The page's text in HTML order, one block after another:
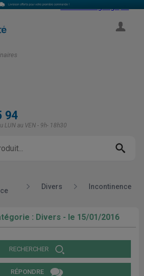
Select Language
94
LUN au VEN - 9h- 18h30
Divers Incontinence
: Divers - le 15/01/2016
RECHERCHER
RÉPONDRE